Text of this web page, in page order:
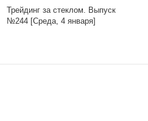
Трейдинг за стеклом. Выпуск
№244 [Среда, 4 января]